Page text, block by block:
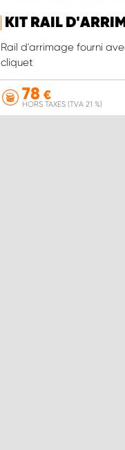
KIT RAIL
Rail d'arrimage fourni
cliquet
78 €
HORS TAXES (TVA 21 %)